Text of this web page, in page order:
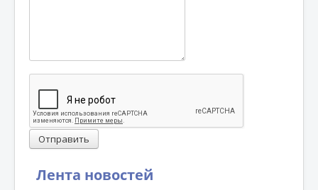
Лента новостей
Отправить